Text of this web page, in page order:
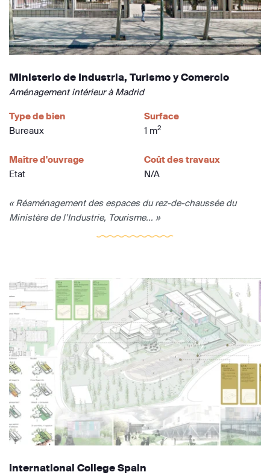
Ministerio de Industria, Turismo y Comercio
Aménagement intérieur à Madrid
Type de bien
Bureaux
Surface
1 m2
Maître d'ouvrage
Etat
Coût des travaux
N/A
« Réaménagement des espaces du rez-de-chaussée du
Ministère de l’Industrie, Tourisme... »
International College Spain